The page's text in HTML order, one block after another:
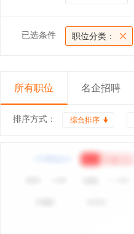
已选条件 职位分类：
所有职位 名企招聘
排序方式： 综合排序